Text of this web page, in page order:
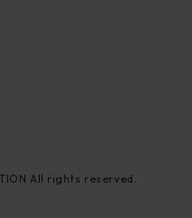
All rights reserved.